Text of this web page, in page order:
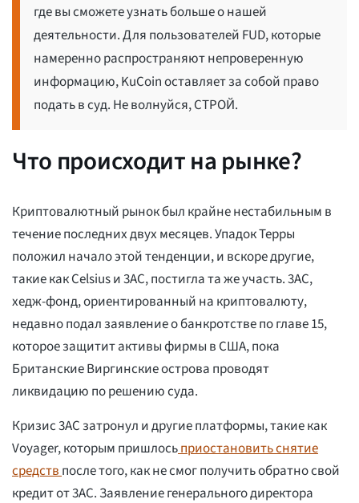
где вы сможете узнать больше о нашей
деятельности. Для пользователей FUD, которые
намеренно распространяют непроверенную
информацию, KuCoin оставляет за собой право
подать в суд. Не волнуйся, СТРОЙ.
Что происходит на рынке?
Криптовалютный рынок был крайне нестабильным в
течение последних двух месяцев. Упадок Терры
положил начало этой тенденции, и вскоре другие,
такие как Celsius и 3AC, постигла та же участь. 3AC,
хедж-фонд, ориентированный на криптовалюту,
недавно подал заявление о банкротстве по главе 15,
которое защитит активы фирмы в США, пока
Британские Виргинские острова проводят
ликвидацию по решению суда.
Кризис 3AC затронул и другие платформы, такие как
Voyager, которым пришлосьприостановить снятие
средствпосле того, как не смог получить обратно свой
кредит от 3AC. Заявление генерального директора